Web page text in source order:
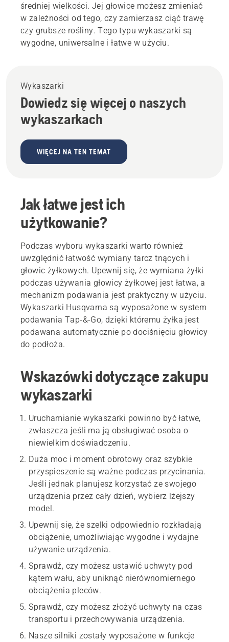
średniej wielkości. Jej głowice możesz zmieniać
w zależności od tego, czy zamierzasz ciąć trawę
czy grubsze rośliny. Tego typu wykaszarki są
wygodne, uniwersalne i łatwe w użyciu.
Wykaszarki
Dowiedz się więcej o naszych
wykaszarkach
WIĘCEJ NA TEN TEMAT
Jak łatwe jest ich
użytkowanie?
Podczas wyboru wykaszarki warto również
uwzględnić łatwość wymiany tarcz tnących i
głowic żyłkowych. Upewnij się, że wymiana żyłki
podczas używania głowicy żyłkowej jest łatwa, a
mechanizm podawania jest praktyczny w użyciu.
Wykaszarki Husqvarna są wyposażone w system
podawania Tap-&-Go, dzięki któremu żyłka jest
podawana automatycznie po dociśnięciu głowicy
do podłoża.
Wskazówki dotyczące zakupu
wykaszarki
Uruchamianie wykaszarki powinno być łatwe,
zwłaszcza jeśli ma ją obsługiwać osoba o
niewielkim doświadczeniu.
Duża moc i moment obrotowy oraz szybkie
przyspieszenie są ważne podczas przycinania.
Jeśli jednak planujesz korzystać ze swojego
urządzenia przez cały dzień, wybierz lżejszy
model.
Upewnij się, że szelki odpowiednio rozkładają
obciążenie, umożliwiając wygodne i wydajne
używanie urządzenia.
Sprawdź, czy możesz ustawić uchwyty pod
kątem wału, aby uniknąć nierównomiernego
obciążenia pleców.
Sprawdź, czy możesz złożyć uchwyty na czas
transportu i przechowywania urządzenia.
Nasze silniki zostały wyposażone w funkcje